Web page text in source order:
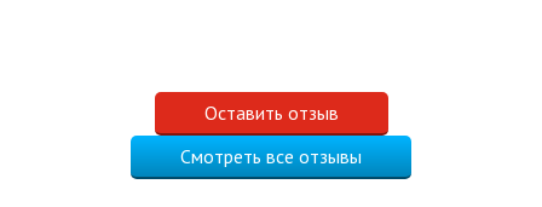
Оставить отзыв
Смотреть все отзывы